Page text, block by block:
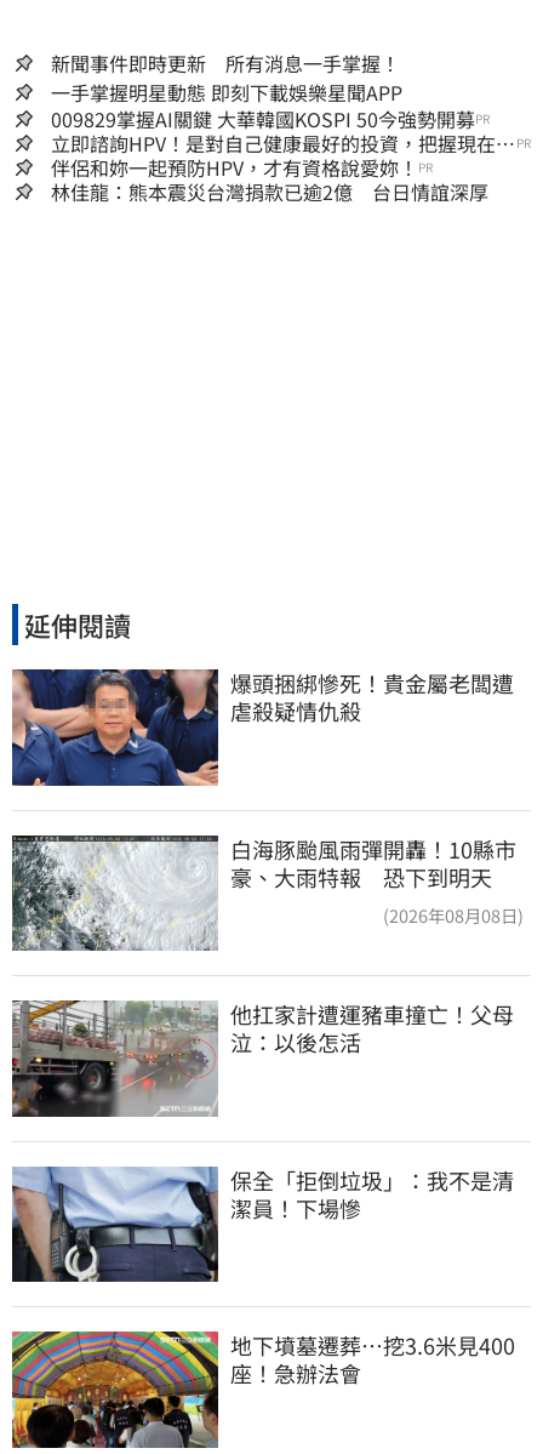
新聞事件即時更新 所有消息一手掌握！
一手掌握明星動態 即刻下載娛樂星聞APP
009829掌握AI關鍵 大華韓國KOSPI 50今強勢開募PR
立即諮詢HPV！是對自己健康最好的投資，把握現在不
嫌晚！
PR
伴侶和妳一起預防HPV，才有資格說愛妳！ PR
林佳龍：熊本震災台灣捐款已逾2億 台日情誼深厚
延伸閱讀
爆頭捆綁慘死！貴金屬老闆遭
虐殺疑情仇殺
白海豚颱風雨彈開轟！10縣市
豪、大雨特報 恐下到明天
(2026年08月08日)
他扛家計遭運豬車撞亡！父母
泣：以後怎活
保全「拒倒垃圾」：我不是清
潔員！下場慘
地下墳墓遷葬…挖3.6米見400
座！急辦法會